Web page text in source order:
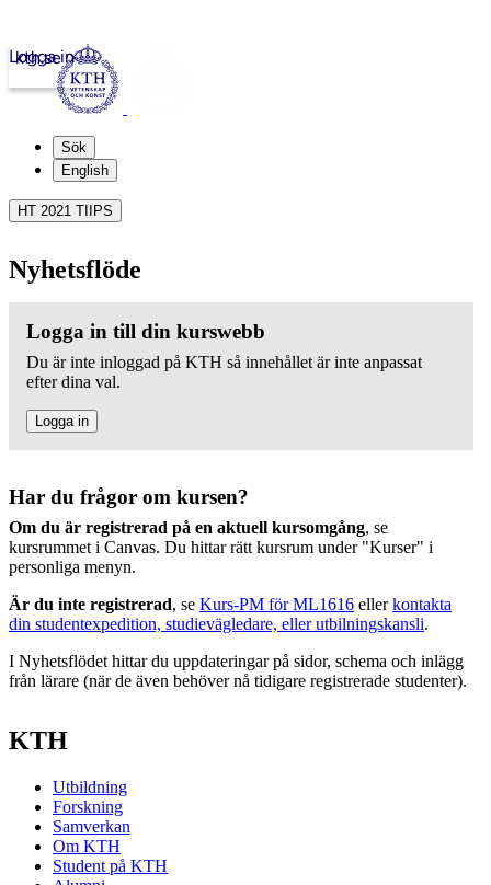
kth.se
Logga in
Sök
English
HT 2021 TIIPS
Nyhetsflöde
Logga in till din kurswebb
Du är inte inloggad på KTH så innehållet är inte anpassat
efter dina val.
Logga in
Har du frågor om kursen?
Om du är registrerad på en aktuell kursomgång, se
kursrummet i Canvas. Du hittar rätt kursrum under "Kurser" i
personliga menyn.
Är du inte registrerad, se Kurs-PM för ML1616 ellerkontakta
din studentexpedition, studievägledare, eller utbilningskansli.
I Nyhetsflödet hittar du uppdateringar på sidor, schema och inlägg
från lärare (när de även behöver nå tidigare registrerade studenter).
KTH
Utbildning
Forskning
Samverkan
Om KTH
Student på KTH